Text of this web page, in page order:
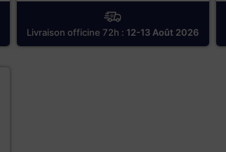
Livraison officine 72h : 12-13 Août 2026